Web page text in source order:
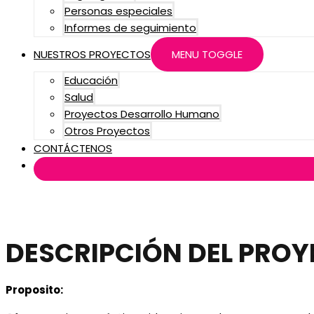
Personas especiales
Informes de seguimiento
NUESTROS PROYECTOS
MENU TOGGLE
Educación
Salud
Proyectos Desarrollo Humano
Otros Proyectos
CONTÁCTENOS
DESCRIPCIÓN DEL
Proposito: